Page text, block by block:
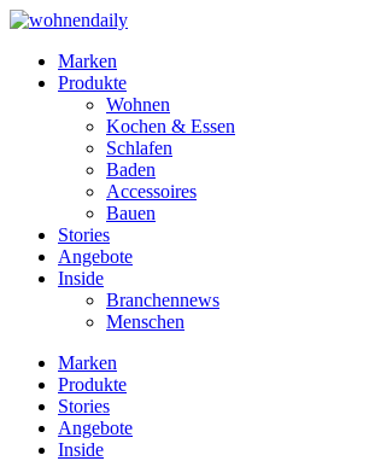
Marken
Produkte
Wohnen
Kochen & Essen
Schlafen
Baden
Accessoires
Bauen
Stories
Angebote
Inside
Branchennews
Menschen
Marken
Produkte
Stories
Angebote
Inside